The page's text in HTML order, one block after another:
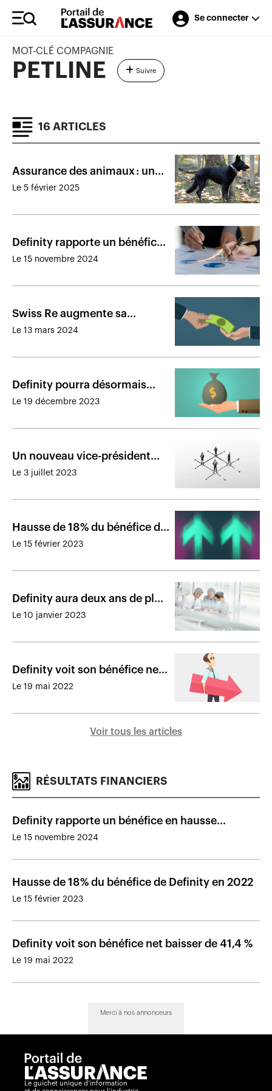
Se connecter
MOT-CLÉ COMPAGNIE
PETLINE Suivre
16 ARTICLES
Assurance des animaux : un
marché freiné par l’offre, mais
Le 5 février 2025
Definity rapporte un bénéfice
en hausse malgré les sinistres
Le 15 novembre 2024
Swiss Re augmente sa
participation dans Definity
Le 13 mars 2024
Definity pourra désormais
lever des capitaux plus
Le 19 décembre 2023
Un nouveau vice-président
principal pour Definity
Le 3 juillet 2023
Hausse de 18 % du bénéfice de
Definity en 2022
Le 15 février 2023
Definity aura deux ans de plus
pour se déployer
Le 10 janvier 2023
Definity voit son bénéfice net
baisser de 41,4 %
Le 19 mai 2022
Voir tous les articles
RÉSULTATS FINANCIERS
Definity rapporte un bénéfice en hausse
malgré les sinistres catastrophiques
Le 15 novembre 2024
Hausse de 18 % du bénéfice de Definity en 2022
Le 15 février 2023
Definity voit son bénéfice net baisser de 41,4 %
Le 19 mai 2022
Merci à nos annonceurs
Le guichet unique d’information